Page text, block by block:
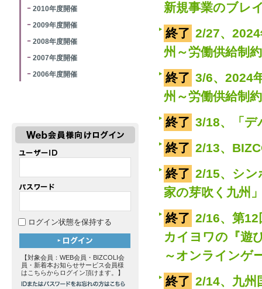
新規事業のブレ
終了 2/27、
州～労働供給制
終了 3/6、2024
州～労働供給制
終了 3/18、「デ
終了 2/13、
終了 2/15、シ
家の芽吹く九州
終了 2/16、第
カイヨワの『遊
～オンラインゲ
終了 2/14、九州
2010年度開催
2009年度開催
2008年度開催
2007年度開催
2006年度開催
ログイン状態を保持する
【対象会員：WEB会員・BIZCOLI会
員・新着本お知らせサービス会員様
はこちらからログイン頂けます。】